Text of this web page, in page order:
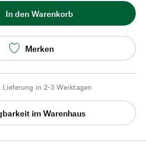
In den Warenkorb
Merken
Lieferung in 2-3 Werktagen
im Warenhaus